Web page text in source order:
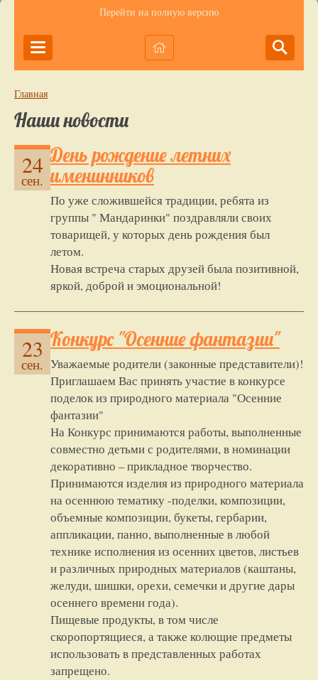
Перейти на полную версию
Главная
Наши новости
24
сен.
День рождение летних
именинников
По уже сложившейся традиции, ребята из
группы " Мандаринки" поздравляли своих
товарищей, у которых день рождения был
летом.
Новая встреча старых друзей была позитивной,
яркой, доброй и эмоциональной!
23
сен.
Конкурс "Осенние фантазии"
Уважаемые родители (законные представители)!
Приглашаем Вас принять участие в конкурсе
поделок из природного материала "Осенние
фантазии"
На Конкурс принимаются работы, выполненные
совместно детьми с родителями, в номинации
декоративно – прикладное творчество.
Принимаются изделия из природного материала
на осеннюю тематику -поделки, композиции,
объемные композиции, букеты, гербарии,
аппликации, панно, выполненные в любой
технике исполнения из осенних цветов, листьев
и различных природных материалов (каштаны,
желуди, шишки, орехи, семечки и другие дары
осеннего времени года).
Пищевые продукты, в том числе
скоропортящиеся, а также колющие предметы
использовать в представленных работах
запрещено.